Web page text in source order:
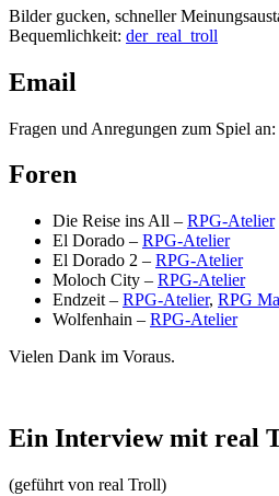
Bilder gucken, schneller
Bequemlichkeit: der_real_troll
Email
Fragen und Anregungen zum Spiel an:
Foren
Die Reise ins All – RPG-Atelier
El Dorado – RPG-Atelier
El Dorado 2 – RPG-Atelier
Moloch City – RPG-Atelier
Endzeit – RPG-Atelier, RPG
Wolfenhain – RPG-Atelier
Vielen Dank im Voraus.
Ein Interview mit real
(geführt von real Troll)